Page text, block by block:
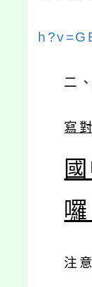
二
寫
注